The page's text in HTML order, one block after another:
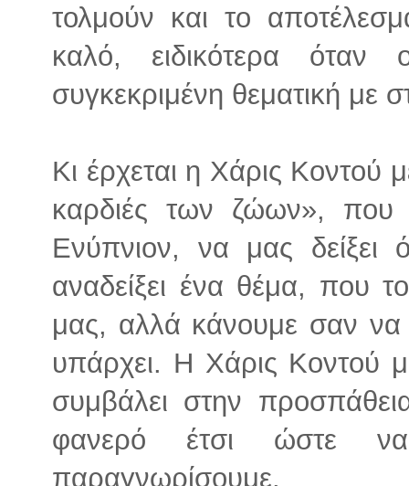
τολμούν και το
καλό, ειδικότερα
συγκεκριμένη θεματική με
Κι έρχεται η Χάρις Κοντού
καρδιές των ζώων», που
Ενύπνιον, να μας δείξει
αναδείξει ένα θέμα, που
μας, αλλά κάνουμε σαν
υπάρχει. Η Χάρις Κοντού
συμβάλει στην
φανερό έτσι ώστε
παραγνωρίσουμε.